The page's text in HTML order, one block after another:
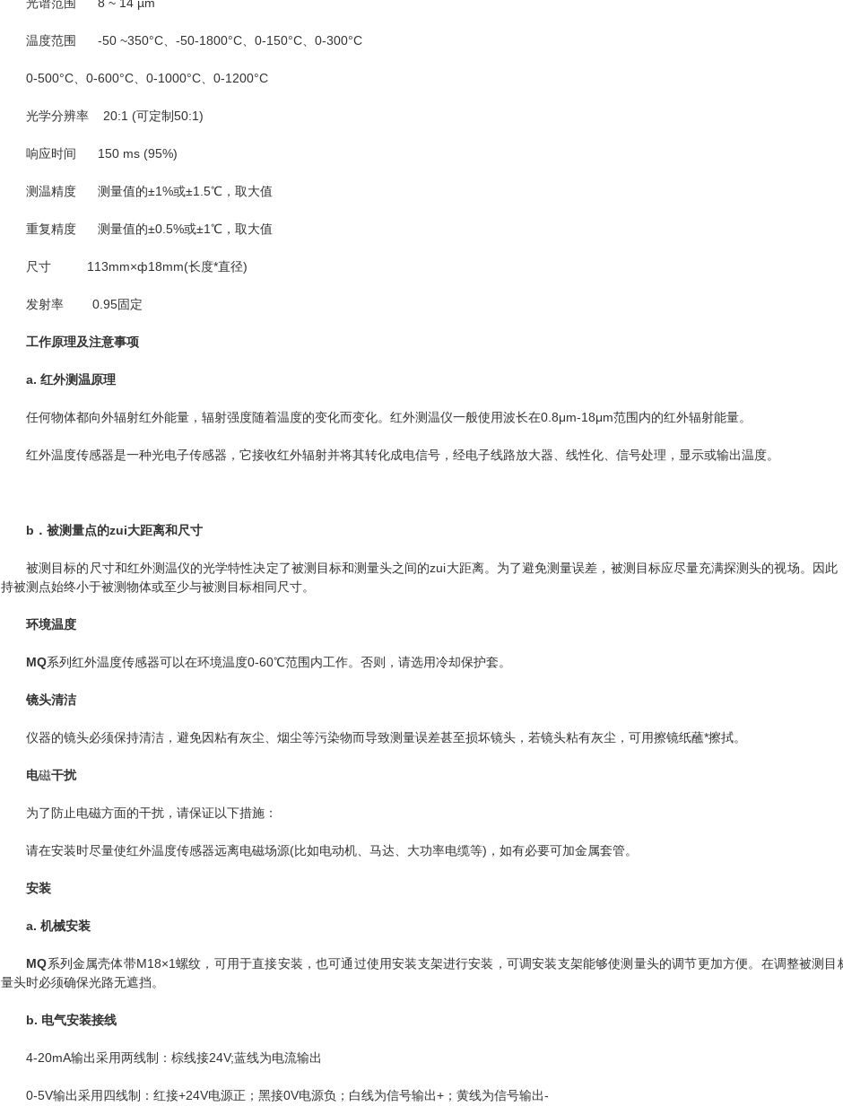
温度范围 -50 ~350°C、-50-1800°C、0-150°C、0-300°C
0-500°C、0-600°C、0-1000°C、0-1200°C
光学分辨率 20:1 (可定制50:1)
响应时间 150 ms (95%)
测温精度 测量值的±1%或±1.5℃，取大值
重复精度 测量值的±0.5%或±1℃，取大值
尺寸 113mm×ф18mm(长度*直径)
发射率 0.95固定
工作原理及注意事项
a. 红外测温原理
任何物体都向外辐射红外能量，辐射强度随着温度的变化而变化。红外测温仪一般使用波长在0.8μm-18μm范围内的红外辐射能量。
红外温度传感器是一种光电子传感器，它接收红外辐射并将其转化成电信号，经电子线路放大器、线性化、信号处理，显示或输出温度。
b．被测量点的zui大距离和尺寸
被测目标的尺寸和红外测温仪的光学特性决定了被测目标和测量头之间的zui大距离。为了避免测量误差，被测目标应尽量充满探测头的视场。因此
持被测点始终小于被测物体或至少与被测目标相同尺寸。
环境温度
MQ系列红外温度传感器可以在环境温度0-60℃范围内工作。否则，请选用冷却保护套。
镜头清洁
仪器的镜头必须保持清洁，避免因粘有灰尘、烟尘等污染物而导致测量误差甚至损坏镜头，若镜头粘有灰尘，可用擦镜纸蘸*擦拭。
电磁干扰
为了防止电磁方面的干扰，请保证以下措施：
请在安装时尽量使红外温度传感器远离电磁场源(比如电动机、马达、大功率电缆等)，如有必要可加金属套管。
安装
a. 机械安装
MQ系列金属壳体带M18×1螺纹，可用于直接安装，也可通过使用安装支架进行安装，可调安装支架能够使测量头的调节更加方便。在调整被测目
量头时必须确保光路无遮挡。
b. 电气安装接线
4-20mA输出采用两线制：棕线接24V;蓝线为电流输出
0-5V输出采用四线制：红接+24V电源正；黑接0V电源负；白线为信号输出+；黄线为信号输出-